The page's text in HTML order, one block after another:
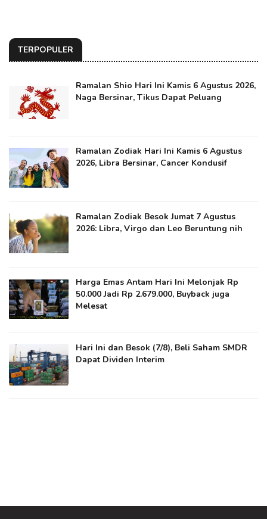
TERPOPULER
Ramalan Shio Hari Ini Kamis 6 Agustus 2026,
Naga Bersinar, Tikus Dapat Peluang
Ramalan Zodiak Hari Ini Kamis 6 Agustus
2026, Libra Bersinar, Cancer Kondusif
Ramalan Zodiak Besok Jumat 7 Agustus
2026: Libra, Virgo dan Leo Beruntung nih
Harga Emas Antam Hari Ini Melonjak Rp
50.000 Jadi Rp 2.679.000, Buyback juga
Melesat
Hari Ini dan Besok (7/8), Beli Saham SMDR
Dapat Dividen Interim